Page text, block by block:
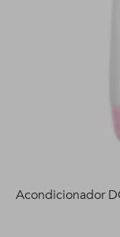
Acondicionador